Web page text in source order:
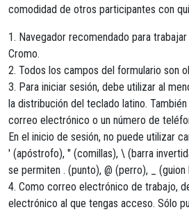
comodidad de otros participantes con
1. Navegador recomendado para
Cromo.
2. Todos los campos del formulario son
3. Para iniciar sesión, debe utilizar al
la distribución del teclado latino.
correo electrónico o un número de
En el inicio de sesión, no puede utilizar
' (apóstrofo), " (comillas), \ (barra
se permiten . (punto), @ (perro), _ (guion
4. Como correo electrónico de trabajo,
electrónico al que tengas acceso. Sólo